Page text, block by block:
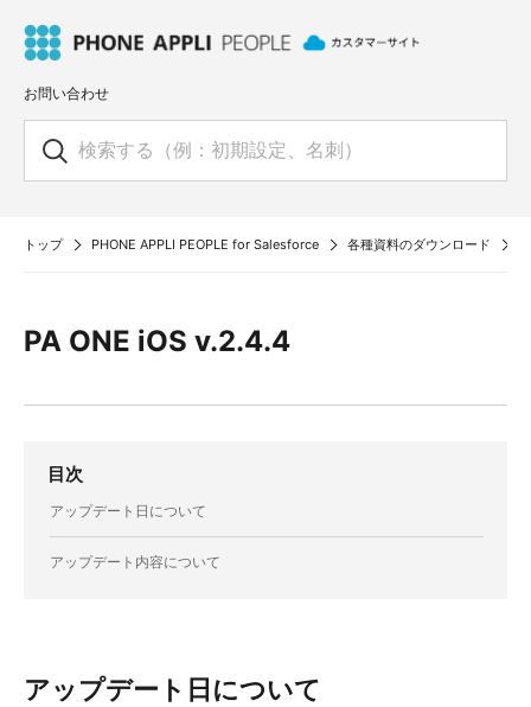
お問い合わせ
トップ PHONE APPLI PEOPLE for Salesforce 各種資料のダウンロード
PA ONE iOS v.2.4.4
目次
アップデート日について
アップデート内容について
アップデート日について